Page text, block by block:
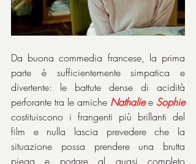
Da buona commedia francese, la prima
parte è sufficientemente simpatica e
divertente: le battute dense di acidità
perforante tra le amiche Nathalie e Sophie
costituiscono i frangenti più brillanti del
film e nulla lascia prevedere che la
situazione possa prendere una brutta
piega e portare al quasi completo